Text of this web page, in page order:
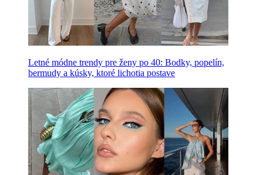
Letné módne trendy pre ženy po 40: Bodky, popelín,
bermudy a kúsky, ktoré lichotia postave